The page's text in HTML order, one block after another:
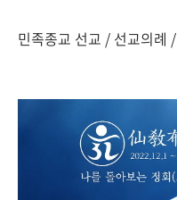
민족종교 선교 / 선교의례 /